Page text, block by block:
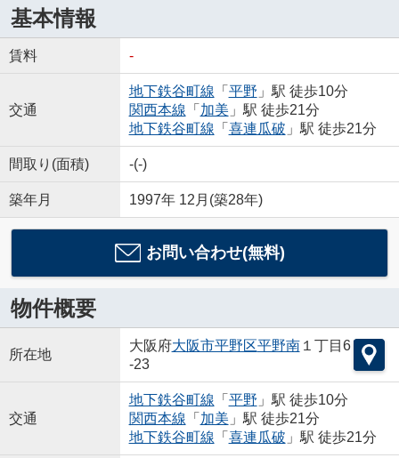
基本情報
賃料 -
交通
地下鉄谷町線 「 平野 」駅 徒歩10分
関西本線 「 加美 」駅 徒歩21分
地下鉄谷町線 「 喜連瓜破 」駅 徒歩21分
間取り(面積) -(-)
築年月 1997年 12月(築28年)
お問い合わせ(無料)
物件概要
所在地
大阪府大阪市平野区平野南１丁目6
-23
交通
地下鉄谷町線 「 平野 」駅 徒歩10分
関西本線 「 加美 」駅 徒歩21分
地下鉄谷町線 「 喜連瓜破 」駅 徒歩21分